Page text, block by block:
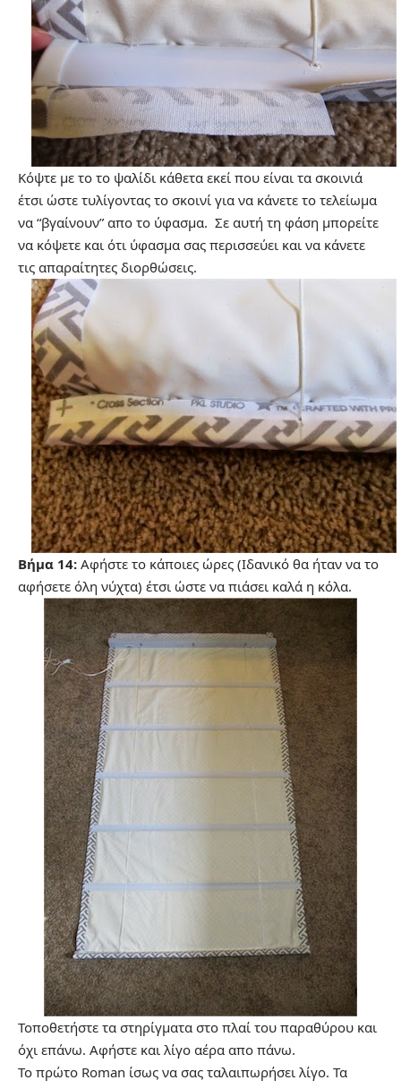
Κόψτε με το το ψαλίδι κάθετα εκεί που είναι τα σκοινιά
έτσι ώστε τυλίγοντας το σκοινί για να κάνετε το τελείωμα
να “βγαίνουν” απο το ύφασμα. Σε αυτή τη φάση μπορείτε
να κόψετε και ότι ύφασμα σας περισσεύει και να κάνετε
τις απαραίτητες διορθώσεις.
Βήμα 14: Αφήστε το κάποιες ώρες (Ιδανικό θα ήταν να το
αφήσετε όλη νύχτα) έτσι ώστε να πιάσει καλά η κόλα.
Τοποθετήστε τα στηρίγματα στο πλαί του παραθύρου και
όχι επάνω. Αφήστε και λίγο αέρα απο πάνω.
Το πρώτο Roman ίσως να σας ταλαιπωρήσει λίγο. Τα